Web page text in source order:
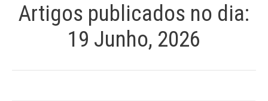
Normas para os autores
Artigos publicados no dia:
19 Junho, 2026